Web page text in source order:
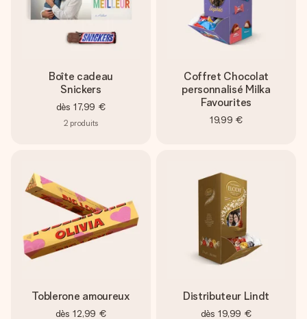
Boîte cadeau
Snickers
dès 17,99 €
2 produits
Coffret Chocolat
personnalisé Milka
Favourites
19,99 €
Toblerone amoureux
dès 12,99 €
Distributeur Lindt
dès 19,99 €